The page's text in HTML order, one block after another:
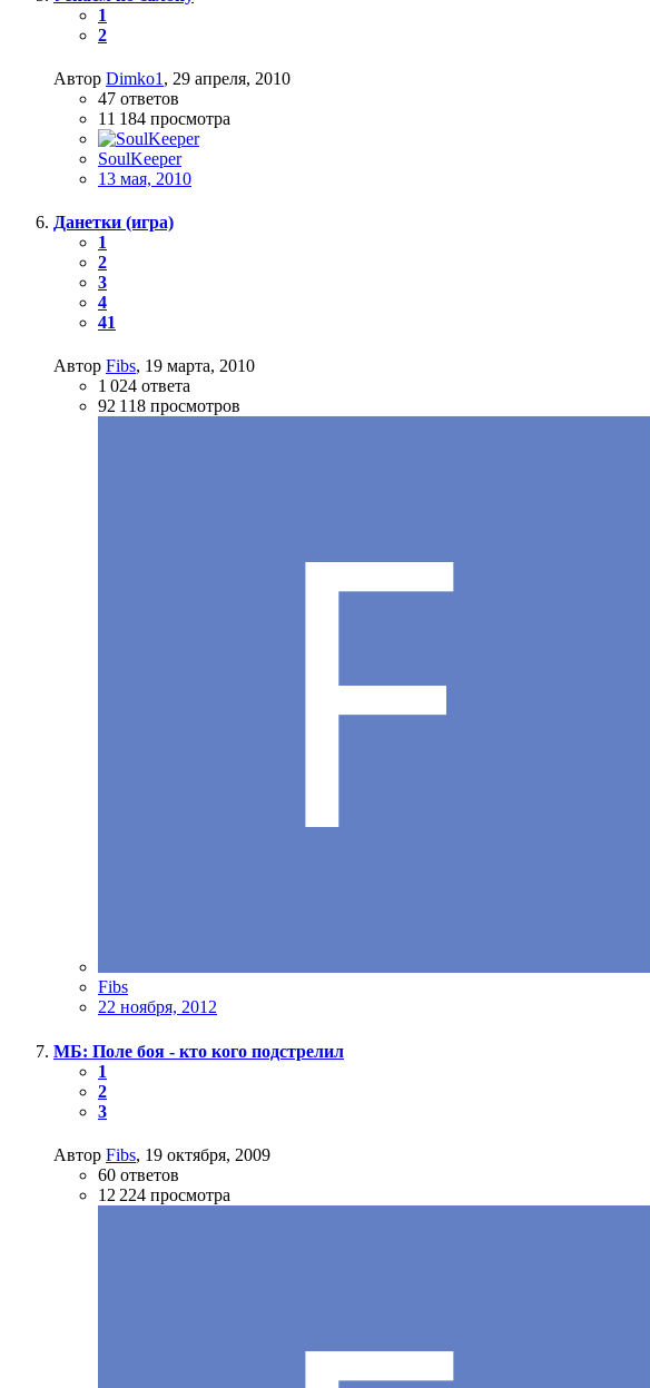
1
2
Автор Dimko1 , 29 апреля, 2010
47 ответов
11 184 просмотра
SoulKeeper
13 мая, 2010
Данетки (игра)
1
2
3
4
41
Автор Fibs, 19 марта, 2010
1 024 ответа
92 118 просмотров
Fibs
22 ноября, 2012
МБ: Поле боя - кто кого подстрелил
1
2
3
Автор Fibs, 19 октября, 2009
60 ответов
12 224 просмотра